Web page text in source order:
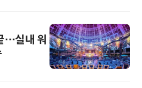
…실내 워